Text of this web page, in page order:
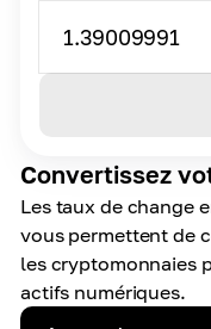
Convertissez
Les taux de change
vous permettent de
les cryptomonnaies
actifs numériques.
1.39009991